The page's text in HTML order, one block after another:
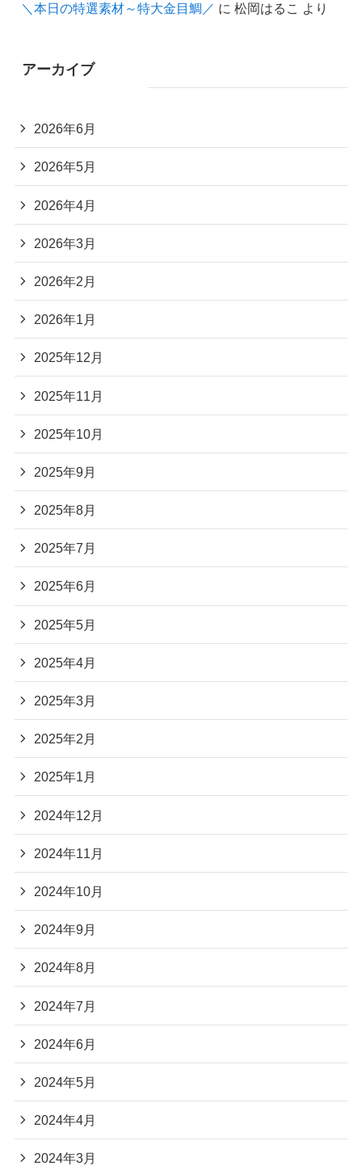
＼本日の特選素材～特大金目鯛／ に 松岡はるこ より
アーカイブ
2026年6月
2026年5月
2026年4月
2026年3月
2026年2月
2026年1月
2025年12月
2025年11月
2025年10月
2025年9月
2025年8月
2025年7月
2025年6月
2025年5月
2025年4月
2025年3月
2025年2月
2025年1月
2024年12月
2024年11月
2024年10月
2024年9月
2024年8月
2024年7月
2024年6月
2024年5月
2024年4月
2024年3月